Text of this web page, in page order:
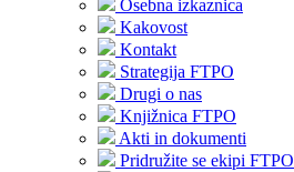
Osebna izkaznica
Kakovost
Kontakt
Strategija FTPO
Drugi o nas
Knjižnica FTPO
Akti in dokumenti
Pridružite se ekipi FTPO